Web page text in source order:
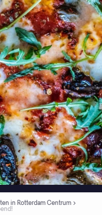
in Rotterdam Centrum